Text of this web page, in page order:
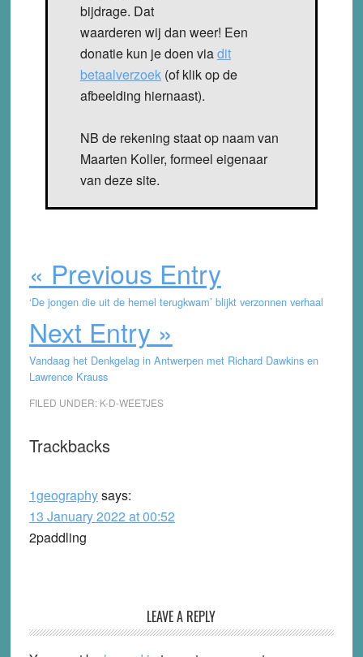
bijdrage. Dat
waarderen wij dan weer! Een
donatie kun je doen viadit
betaalverzoek(of klik op de
afbeelding hiernaast).
NB de rekening staat op naam van
Maarten Koller, formeel eigenaar
van deze site.
« Previous Entry
‘De jongen die uit de hemel terugkwam’ blijkt verzonnen verhaal
Next Entry »
Vandaag het Denkgelag in Antwerpen met Richard Dawkins en
Lawrence Krauss
FILED UNDER: K-D-WEETJES
Reader
Trackbacks
1geographysays:
13 January 2022 at 00:52
2paddling
LEAVE A REPLY